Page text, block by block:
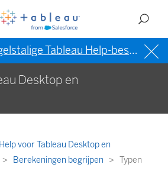
Tableau Help-bestand (VS)
Desktop en
Help voor Tableau Desktop en
Berekeningen begrijpen
Typen